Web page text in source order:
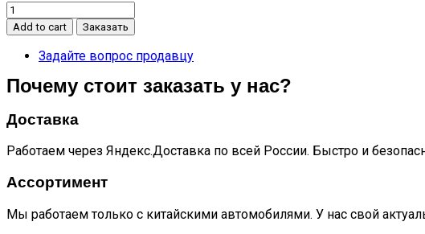
Заглушка
отверстия
под
буксировочный
S7
Add to cart Заказать
Задайте вопрос продавцу
Почему стоит заказать у нас?
Доставка
Работаем через Яндекс.Доставка по всей России. Быстро и
Ассортимент
Мы работаем только с китайскими автомобилями. У нас свой